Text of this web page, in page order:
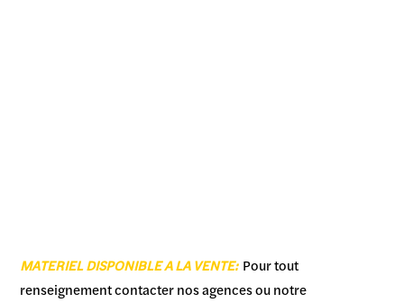
MATERIEL DISPONIBLE A LA VENTE: Pour tout
renseignement contacter nos agences ou notre